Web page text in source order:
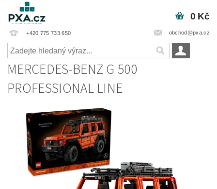
+420 775 733 650 obchod@pxa.cz
0 Kč
MERCEDES-BENZ G 500
PROFESSIONAL LINE